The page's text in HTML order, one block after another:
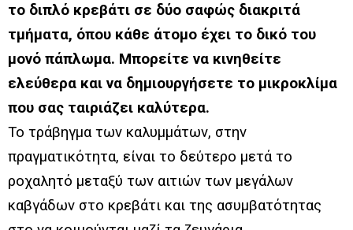
το διπλό κρεβάτι σε δύο σαφώς διακριτά
τμήματα, όπου κάθε άτομο έχει το δικό του
μονό πάπλωμα. Μπορείτε να κινηθείτε
ελεύθερα και να δημιουργήσετε το μικροκλίμα
που σας ταιριάζει καλύτερα.
Το τράβηγμα των καλυμμάτων, στην
πραγματικότητα, είναι το δεύτερο μετά το
ροχαλητό μεταξύ των αιτιών των μεγάλων
καβγάδων στο κρεβάτι και της ασυμβατότητας